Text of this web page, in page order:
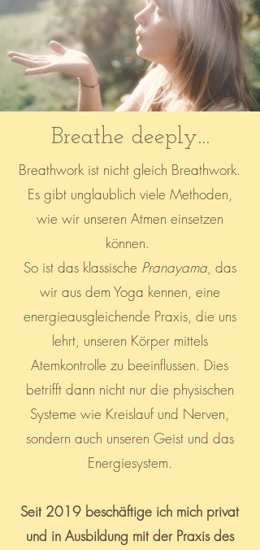
Breathe deeply...
Breathwork ist nicht gleich Breathwork.
Es gibt unglaublich viele Methoden,
wie wir unseren Atmen einsetzen
können.
So ist das klassische Pranayama, das
wir aus dem Yoga kennen, eine
energieausgleichende Praxis, die uns
lehrt, unseren Körper mittels
Atemkontrolle zu beeinflussen. Dies
betrifft dann nicht nur die physischen
Systeme wie Kreislauf und Nerven,
sondern auch unseren Geist und das
Energiesystem.
Seit 2019 beschäftige ich mich privat
und in Ausbildung mit der Praxis des